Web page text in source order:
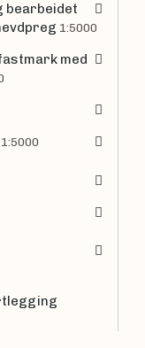
bearbeidet
1:5000
med
1:5000